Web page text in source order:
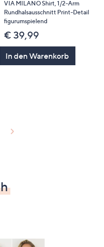
VIA MILANO Shirt, 1/2-Arm
Rundhalsausschnitt Print-Detail
figurumspielend
€ 39,99
In den Warenkorb